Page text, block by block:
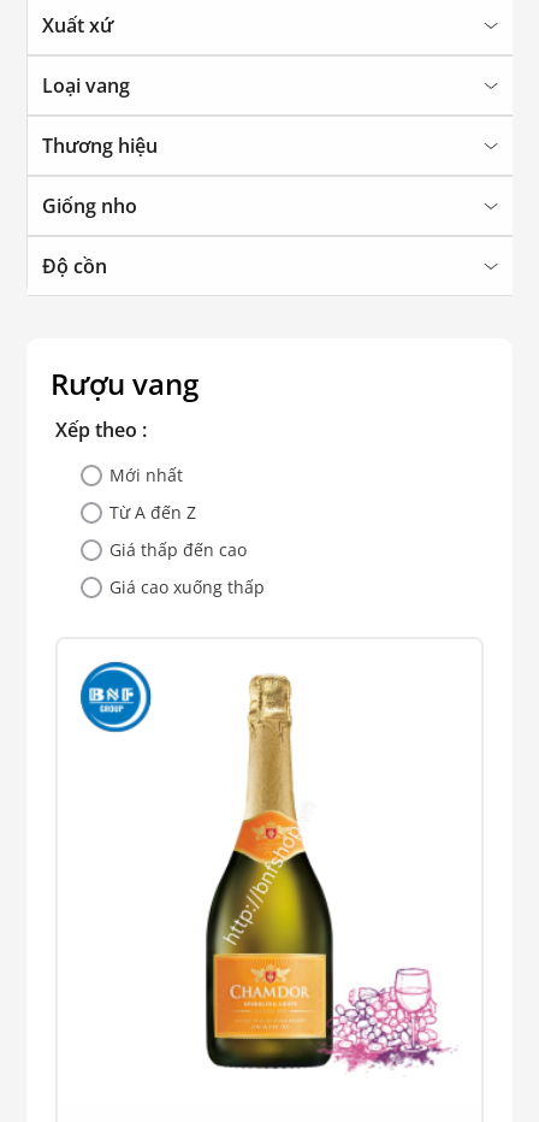
Xuất xứ
Loại vang
Thương hiệu
Giống nho
Độ cồn
Rượu vang
Xếp theo :
Mới nhất
Từ A đến Z
Giá thấp đến cao
Giá cao xuống thấp